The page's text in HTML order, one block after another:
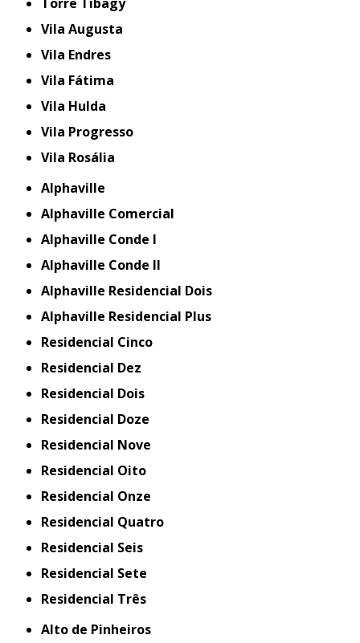
Vila Augusta
Vila Endres
Vila Fátima
Vila Hulda
Vila Progresso
Vila Rosália
Alphaville
Alphaville Comercial
Alphaville Conde I
Alphaville Conde II
Alphaville Residencial Dois
Alphaville Residencial Plus
Residencial Cinco
Residencial Dez
Residencial Dois
Residencial Doze
Residencial Nove
Residencial Oito
Residencial Onze
Residencial Quatro
Residencial Seis
Residencial Sete
Residencial Três
Alto de Pinheiros